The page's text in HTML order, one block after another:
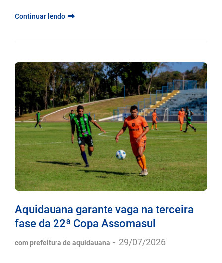
Continuar lendo
Aquidauana garante vaga na terceira
fase da 22ª Copa Assomasul
com prefeitura de aquidauana - 29/07/2026